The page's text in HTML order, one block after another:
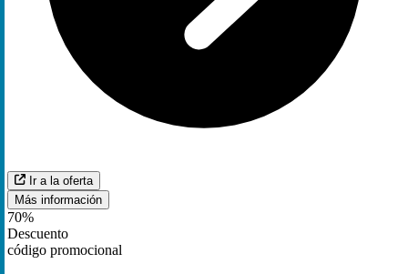
Ir a la oferta
Más información
70%
Descuento
código promocional